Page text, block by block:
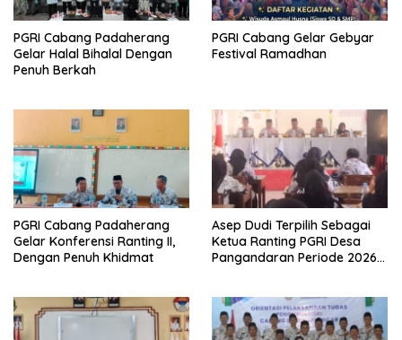
PGRI Cabang Padaherang
Gelar Halal Bihalal Dengan
Penuh Berkah
PGRI Cabang Gelar Gebyar
Festival Ramadhan
PGRI Cabang Padaherang
Gelar Konferensi Ranting II,
Dengan Penuh Khidmat
Asep Dudi Terpilih Sebagai
Ketua Ranting PGRI Desa
Pangandaran Periode 2026-